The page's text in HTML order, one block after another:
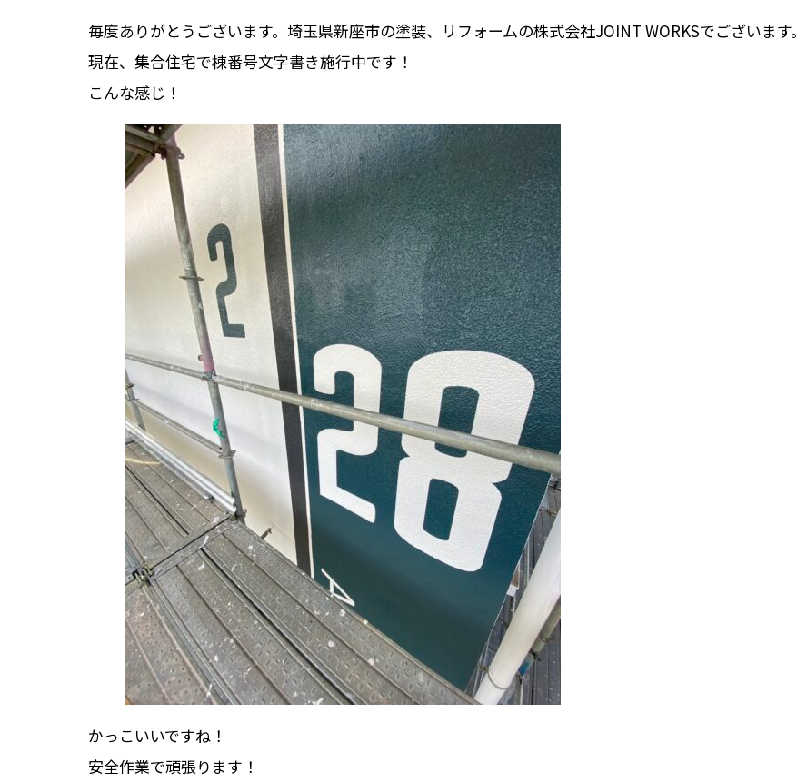
毎度ありがとうございます。埼玉県新座市の塗装、リフォームの株式会社JOINT WORKSでございます。
現在、集合住宅で棟番号文字書き施行中です！
こんな感じ！
かっこいいですね！
安全作業で頑張ります！